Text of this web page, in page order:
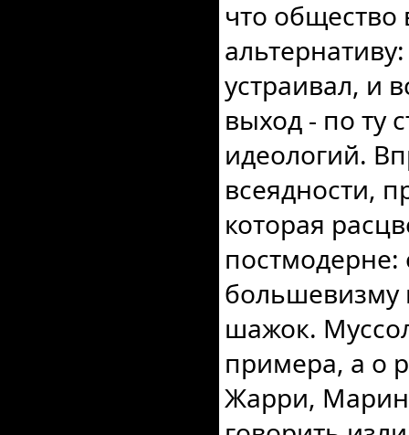
что
устраивал, и
выход - по ту
идеологий.
всеядности,
которая
постмодерне:
большевизму
шажок.
примера, а о
Жарри,